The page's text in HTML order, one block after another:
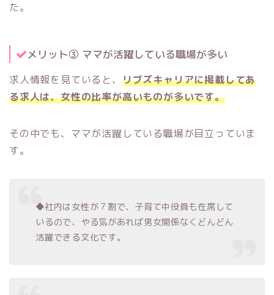
た。
メリット③ ママが活躍している職場が多い
求人情報を見ていると、 リブズキャリアに掲載してあ
る求人は、女性の比率が高いものが多いです。
その中でも、ママが活躍している職場が目立っていま
す。
◆社内は女性が７割で、子育て中役員も在席して
いるので、やる気があれば男女関係なくどんどん
活躍できる文化です。